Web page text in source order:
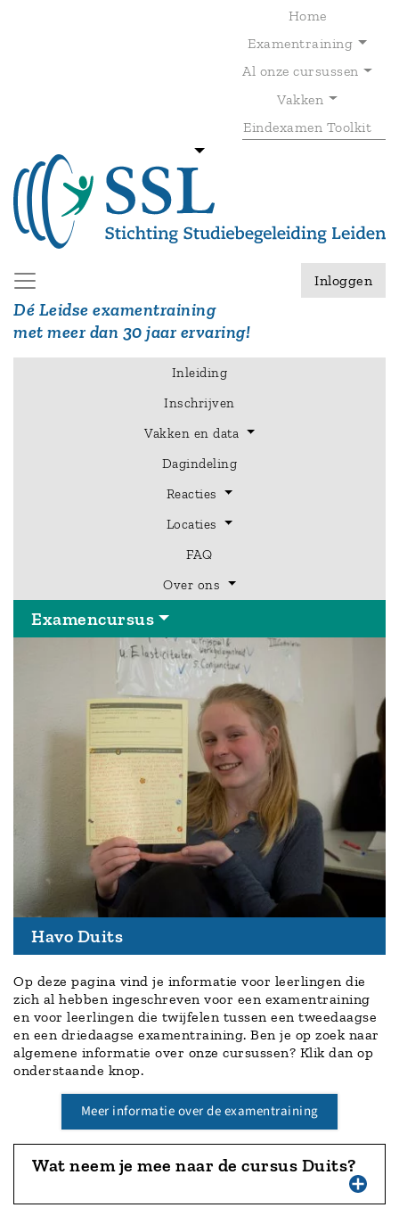
Home
Examentraining
Al onze cursussen
Vakken
Eindexamen Toolkit
Dé Leidse examentraining
met meer dan 30 jaar ervaring!
Inloggen
Inleiding
Inschrijven
Vakken en data
Dagindeling
Reacties
Locaties
FAQ
Over ons
Examencursus
Havo Duits
Op deze pagina vind je informatie voor leerlingen die
zich al hebben ingeschreven voor een examentraining
en voor leerlingen die twijfelen tussen een tweedaagse
en een driedaagse examentraining. Ben je op zoek naar
algemene informatie over onze cursussen? Klik dan op
onderstaande knop.
Meer informatie over de examentraining
Wat neem je mee naar de cursus Duits?